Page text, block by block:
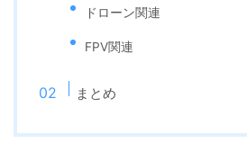
ドローン関連
FPV関連
まとめ